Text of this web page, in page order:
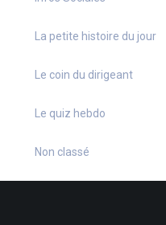
La petite histoire du jour
Le coin du dirigeant
Le quiz hebdo
Non classé